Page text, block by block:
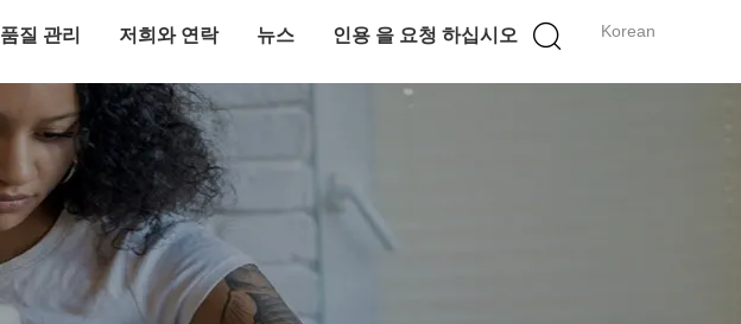
Korean
품질 관리 저희와 연락 뉴스 인용 을 요청 하십시오